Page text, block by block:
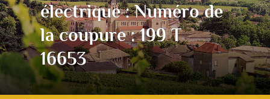
électrique : Numéro de
la coupure : 199 T
16653